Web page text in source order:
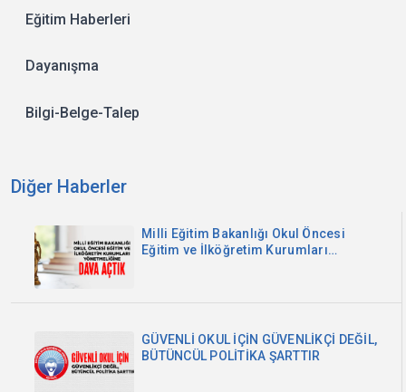
Eğitim Haberleri
Dayanışma
Bilgi-Belge-Talep
Diğer Haberler
Milli Eğitim Bakanlığı Okul Öncesi
Eğitim ve İlköğretim Kurumları
GÜVENLİ OKUL İÇİN GÜVENLİKÇİ DEĞİL,
BÜTÜNCÜL POLİTİKA ŞARTTIR